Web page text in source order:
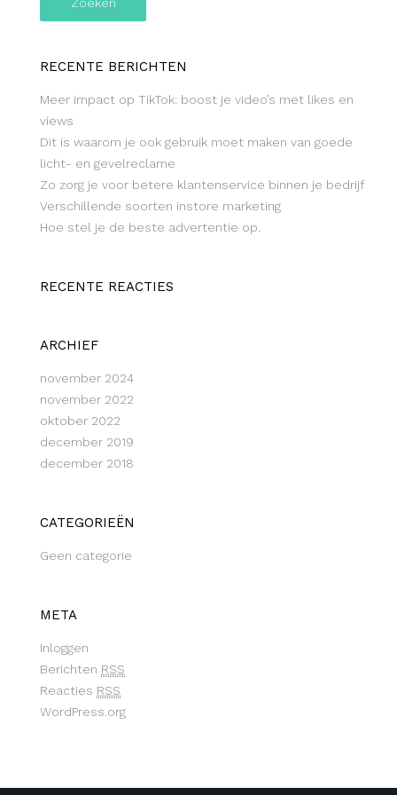
RECENTE BERICHTEN
Meer impact op TikTok: boost je video’s met likes en
views
Dit is waarom je ook gebruik moet maken van goede
licht- en gevelreclame
Zo zorg je voor betere klantenservice binnen je bedrijf
Verschillende soorten instore marketing
Hoe stel je de beste advertentie op.
RECENTE REACTIES
ARCHIEF
november 2024
november 2022
oktober 2022
december 2019
december 2018
CATEGORIEËN
Geen categorie
META
Inloggen
Berichten RSS
Reacties RSS
WordPress.org